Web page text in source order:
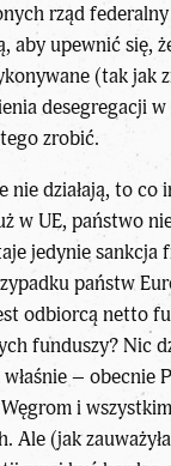
rząd federalny
aby upewnić się,
(tak jak
desegregacji
zrobić.
nie działają, to co
w UE, państwo
jedynie sankcja
państw
odbiorcą netto
funduszy? Nic
– obecnie
i
Ale (jak